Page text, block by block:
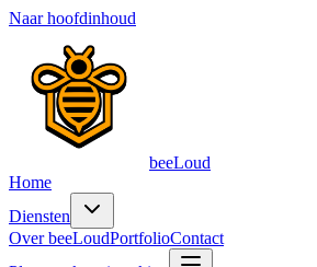
Naar hoofdinhoud
beeLoud
Home
Diensten
Over beeLoudPortfolioContact